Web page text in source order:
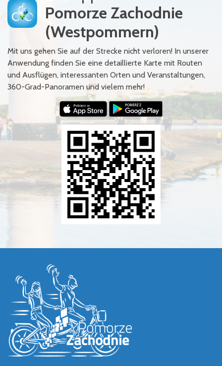
Pomorze Zachodnie
(Westpommern)
Mit uns gehen Sie auf der Strecke nicht verloren! In unserer
Anwendung finden Sie eine detaillierte Karte mit Routen
und Ausflügen, interessanten Orten und Veranstaltungen,
360-Grad-Panoramen und vielem mehr!